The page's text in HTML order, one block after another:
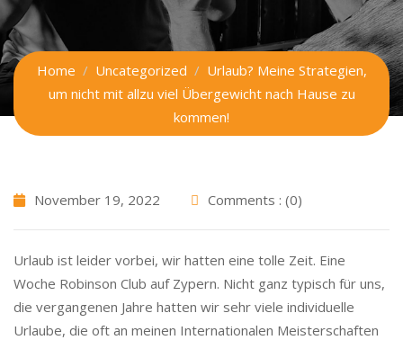
Home Uncategorized
Urlaub? Meine Strategien,
um nicht mit allzu viel Übergewicht nach Hause zu
kommen!
November 19, 2022 Comments : (0)
Urlaub ist leider vorbei, wir hatten eine tolle Zeit. Eine
Woche Robinson Club auf Zypern. Nicht ganz typisch für uns,
die vergangenen Jahre hatten wir sehr viele individuelle
Urlaube, die oft an meinen Internationalen Meisterschaften